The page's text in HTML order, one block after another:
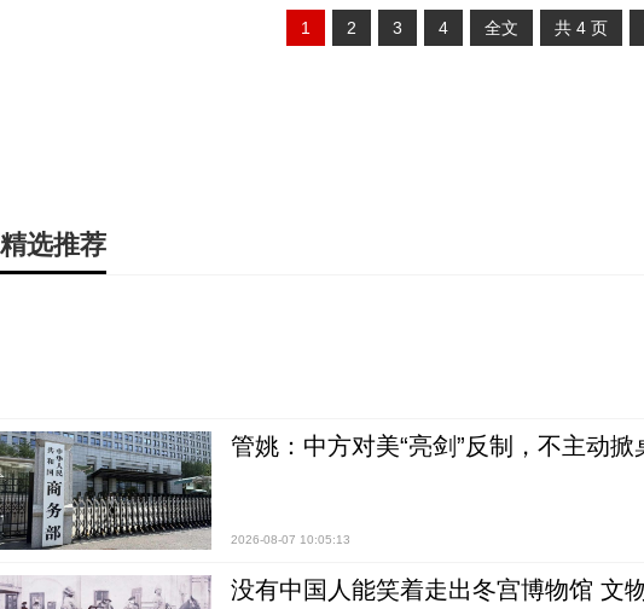
1 2 3 4 全文 共 4 页
精选推荐
管姚：中方对美“亮剑”反制，不主动
2026-08-07 10:05:13
没有中国人能笑着走出冬宫博物馆 文